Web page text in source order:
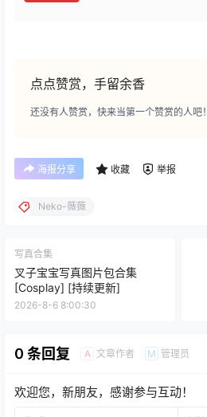
点点赞赏，手留余香
还没有人赞赏，快来当第一个赞赏的人吧！
海报分享 收藏 举报
Neko-薇薇
写真合集
叉子宝宝写真图片包合集
[Cosplay] [持续更新]
2026-8-6 8:00:30
0 条回复 A 文章作者 M 管理员
欢迎您，新朋友，感谢参与互动！